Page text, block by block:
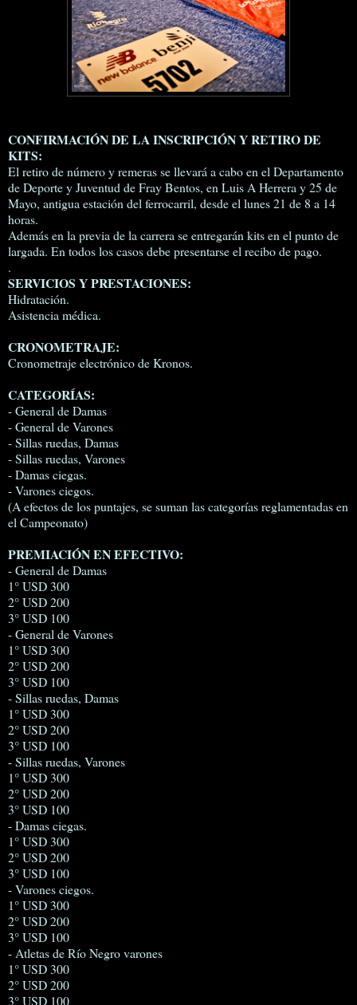
CONFIRMACIÓN DE LA INSCRIPCIÓN Y RETIRO DE
KITS:
El retiro de número y remeras se llevará a cabo en el Departamento
de Deporte y Juventud de Fray Bentos, en Luis A Herrera y 25 de
Mayo, antigua estación del ferrocarril, desde el lunes 21 de 8 a 14
horas.
Además en la previa de la carrera se entregarán kits en el punto de
largada. En todos los casos debe presentarse el recibo de pago.
.
SERVICIOS Y PRESTACIONES:
Hidratación.
Asistencia médica.
CRONOMETRAJE:
Cronometraje electrónico de Kronos.
CATEGORÍAS:
- General de Damas
- General de Varones
- Sillas ruedas, Damas
- Sillas ruedas, Varones
- Damas ciegas.
- Varones ciegos.
(A efectos de los puntajes, se suman las categorías reglamentadas en
el Campeonato)
PREMIACIÓN EN EFECTIVO:
- General de Damas
1° USD 300
2° USD 200
3° USD 100
- General de Varones
1° USD 300
2° USD 200
3° USD 100
- Sillas ruedas, Damas
1° USD 300
2° USD 200
3° USD 100
- Sillas ruedas, Varones
1° USD 300
2° USD 200
3° USD 100
- Damas ciegas.
1° USD 300
2° USD 200
3° USD 100
- Varones ciegos.
1° USD 300
2° USD 200
3° USD 100
- Atletas de Río Negro varones
1° USD 300
2° USD 200
3° USD 100